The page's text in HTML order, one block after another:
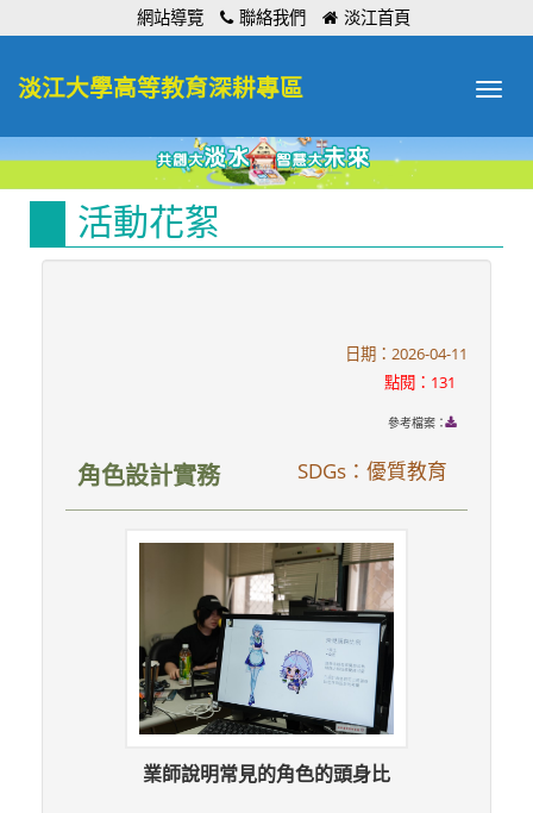
網站導覽 聯絡我們 淡江首頁
Toggle
淡江大學高等教育深耕專區
活動花絮
日期：2026-04-11
點閱：131
參考檔案：
角色設計實務 SDGs：優質教育
業師說明常見的角色的頭身比